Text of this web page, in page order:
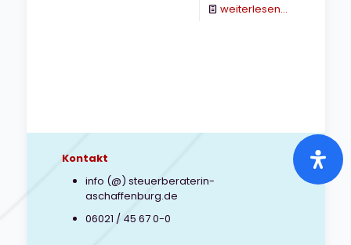
weiterlesen...-
steuerlich
abgesetzt
Kontakt
info (@) steuerberaterin-
aschaffenburg.de
06021 / 45 67 0-0